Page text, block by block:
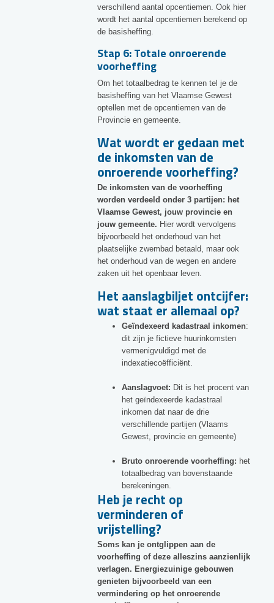
verschillend aantal opcentiemen. Ook hier
wordt het aantal opcentiemen berekend op
de basisheffing.
Stap 6: Totale onroerende
voorheffing
Om het totaalbedrag te kennen tel je de
basisheffing van het Vlaamse Gewest
optellen met de opcentiemen van de
Provincie en gemeente.
Wat wordt er gedaan met
de inkomsten van de
onroerende voorheffing?
De inkomsten van de voorheffing
worden verdeeld onder 3 partijen: het
Vlaamse Gewest, jouw provincie en
jouw gemeente. Hier wordt vervolgens
bijvoorbeeld het onderhoud van het
plaatselijke zwembad betaald, maar ook
het onderhoud van de wegen en andere
zaken uit het openbaar leven.
Het aanslagbiljet ontcijfer:
wat staat er allemaal op?
Geïndexeerd kadastraal inkomen:
dit zijn je fictieve huurinkomsten
vermenigvuldigd met de
indexatiecoëfficiënt.
Aanslagvoet: Dit is het procent van
het geïndexeerde kadastraal
inkomen dat naar de drie
verschillende partijen (Vlaams
Gewest, provincie en gemeente)
Bruto onroerende voorheffing: het
totaalbedrag van bovenstaande
berekeningen.
Heb je recht op
verminderen of
vrijstelling?
Soms kan je ontglippen aan de
voorheffing of deze alleszins aanzienlijk
verlagen. Energiezuinige gebouwen
genieten bijvoorbeeld van een
vermindering op het onroerende